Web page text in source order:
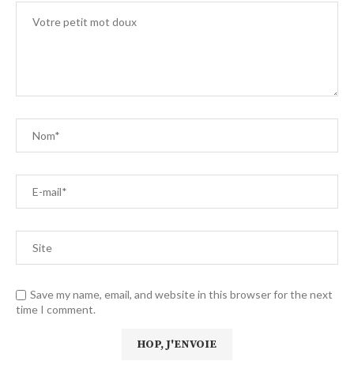
Save my name, email, and website in this browser for the next
time I comment.